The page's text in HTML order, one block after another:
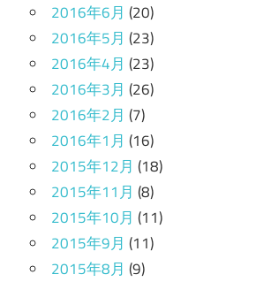
2016年6月 (20)
2016年5月 (23)
2016年4月 (23)
2016年3月 (26)
2016年2月 (7)
2016年1月 (16)
2015年12月 (18)
2015年11月 (8)
2015年10月 (11)
2015年9月 (11)
2015年8月 (9)